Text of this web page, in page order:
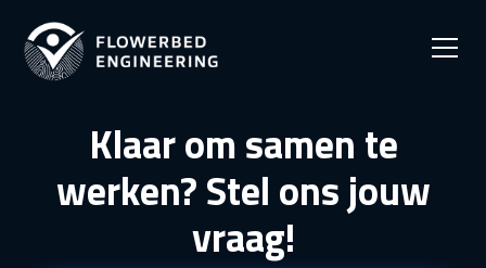
Klaar om samen te
werken? Stel ons jouw
vraag!